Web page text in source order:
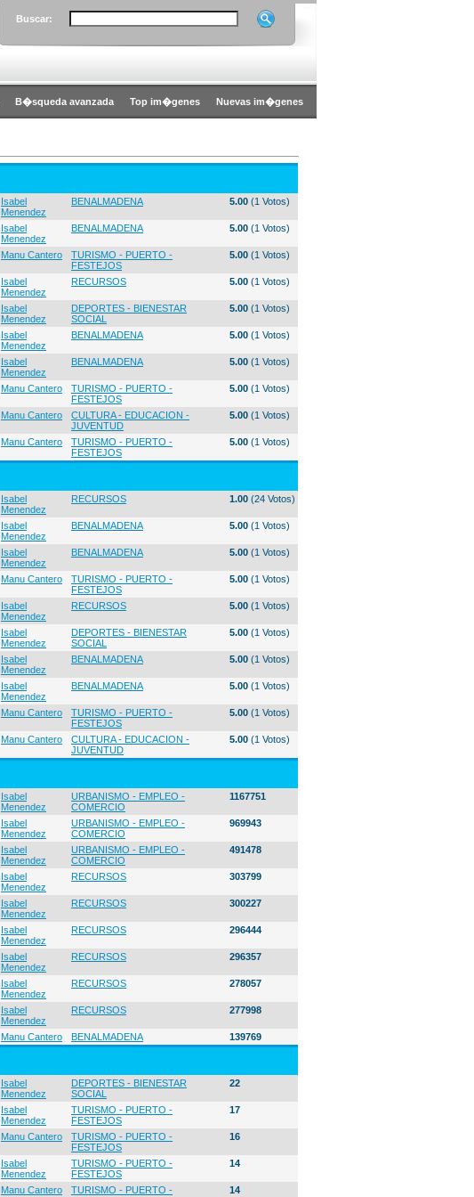
Buscar:
B�squeda avanzada Top im�genes Nuevas im�genes
Isabel
Menendez
BENALMADENA 5.00 (1 Votos)
Isabel
Menendez
BENALMADENA 5.00 (1 Votos)
Manu Cantero
TURISMO - PUERTO -
FESTEJOS
5.00 (1 Votos)
Isabel
Menendez
RECURSOS 5.00 (1 Votos)
Isabel
Menendez
DEPORTES - BIENESTAR
SOCIAL
5.00 (1 Votos)
Isabel
Menendez
BENALMADENA 5.00 (1 Votos)
Isabel
Menendez
BENALMADENA 5.00 (1 Votos)
Manu Cantero
TURISMO - PUERTO -
FESTEJOS
5.00 (1 Votos)
Manu Cantero
CULTURA - EDUCACION -
JUVENTUD
5.00 (1 Votos)
Manu Cantero
TURISMO - PUERTO -
FESTEJOS
5.00 (1 Votos)
Isabel
Menendez
RECURSOS 1.00 (24 Votos)
Isabel
Menendez
BENALMADENA 5.00 (1 Votos)
Isabel
Menendez
BENALMADENA 5.00 (1 Votos)
Manu Cantero
TURISMO - PUERTO -
FESTEJOS
5.00 (1 Votos)
Isabel
Menendez
RECURSOS 5.00 (1 Votos)
Isabel
Menendez
DEPORTES - BIENESTAR
SOCIAL
5.00 (1 Votos)
Isabel
Menendez
BENALMADENA 5.00 (1 Votos)
Isabel
Menendez
BENALMADENA 5.00 (1 Votos)
Manu Cantero
TURISMO - PUERTO -
FESTEJOS
5.00 (1 Votos)
Manu Cantero
CULTURA - EDUCACION -
JUVENTUD
5.00 (1 Votos)
Isabel
Menendez
URBANISMO - EMPLEO -
COMERCIO
1167751
Isabel
Menendez
URBANISMO - EMPLEO -
COMERCIO
969943
Isabel
Menendez
URBANISMO - EMPLEO -
COMERCIO
491478
Isabel
Menendez
RECURSOS 303799
Isabel
Menendez
RECURSOS 300227
Isabel
Menendez
RECURSOS 296444
Isabel
Menendez
RECURSOS 296357
Isabel
Menendez
RECURSOS 278057
Isabel
Menendez
RECURSOS 277998
Manu Cantero BENALMADENA 139769
Isabel
Menendez
DEPORTES - BIENESTAR
SOCIAL
22
Isabel
Menendez
TURISMO - PUERTO -
FESTEJOS
17
Manu Cantero
TURISMO - PUERTO -
FESTEJOS
16
Isabel
Menendez
TURISMO - PUERTO -
FESTEJOS
14
Manu Cantero
TURISMO - PUERTO -
14